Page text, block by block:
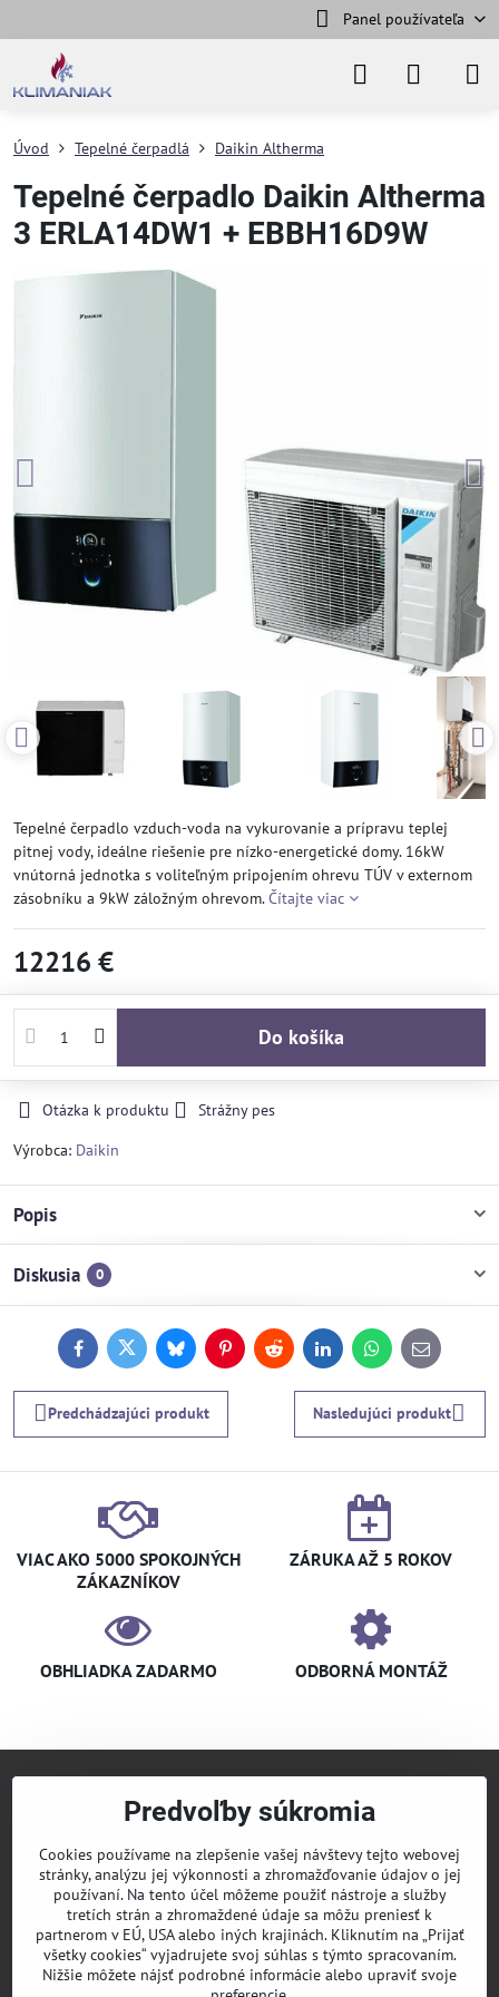
Panel používateľa
Úvod Tepelné čerpadlá Daikin Altherma
Tepelné čerpadlo Daikin Altherma
3 ERLA14DW1 + EBBH16D9W
Tepelné čerpadlo vzduch-voda na vykurovanie a prípravu teplej
pitnej vody, ideálne riešenie pre nízko-energetické domy. 16kW
vnútorná jednotka s voliteľným pripojením ohrevu TÚV v externom
zásobníku a 9kW záložným ohrevom.Čítajte viac
12216 €
Do košíka
Otázka k produktu
Strážny pes
Výrobca: Daikin
Popis
Diskusia 0
FacebookTwitterBlueskyPinterestReddit LinkedInWhatsApp
E-
mail
Predchádzajúci produkt Nasledujúci produkt
VIAC AKO 5000 SPOKOJNÝCH
ZÁKAZNÍKOV
ZÁRUKA AŽ 5 ROKOV
OBHLIADKA ZADARMO ODBORNÁ MONTÁŽ
KLIMANIAK Pridajte sa k nám
Sledujte nás
Predvoľby súkromia
Cookies používame na zlepšenie vašej návštevy tejto webovej
stránky, analýzu jej výkonnosti a zhromažďovanie údajov o jej
používaní. Na tento účel môžeme použiť nástroje a služby
tretích strán a zhromaždené údaje sa môžu preniesť k
partnerom v EÚ, USA alebo iných krajinách. Kliknutím na „Prijať
všetky cookies“ vyjadrujete svoj súhlas s týmto spracovaním.
Nižšie môžete nájsť podrobné informácie alebo upraviť svoje